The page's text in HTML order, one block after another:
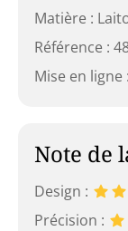
Matière :
Référence :
Mise en ligne
Note de
Design :
Précision :